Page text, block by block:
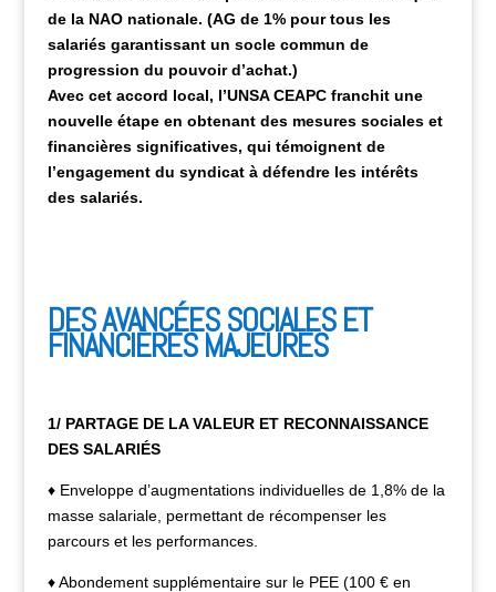
de la NAO nationale. (AG de 1% pour tous les
salariés garantissant un socle commun de
progression du pouvoir d’achat.)
Avec cet accord local, l’UNSA CEAPC franchit une
nouvelle étape en obtenant des mesures sociales et
financières significatives, qui témoignent de
l’engagement du syndicat à défendre les intérêts
des salariés.
DES AVANCÉES SOCIALES ET
FINANCIÈRES MAJEURES
1/ PARTAGE DE LA VALEUR ET RECONNAISSANCE
DES SALARIÉS
♦ Enveloppe d’augmentations individuelles de 1,8% de la
masse salariale, permettant de récompenser les
parcours et les performances.
♦ Abondement supplémentaire sur le PEE (100 € en